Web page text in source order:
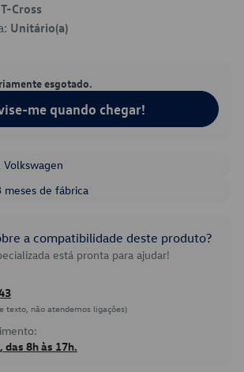
T-Cross
Unitário(a)
esgotado.
me quando chegar!
Volkswagen
meses de fábrica
a compatibilidade deste produto?
está pronta para ajudar!
texto, não atendemos ligações)
das 8h às 17h.